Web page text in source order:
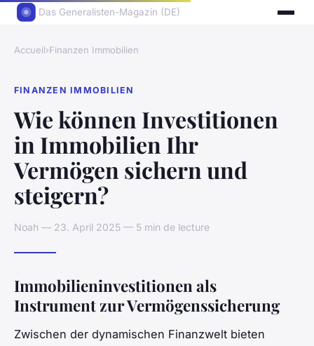
Das Generalisten-Magazin (DE)
Accueil›Finanzen Immobilien
FINANZEN IMMOBILIEN
Wie können Investitionen
in Immobilien Ihr
Vermögen sichern und
steigern?
Noah — 23. April 2025 — 5 min de lecture
Immobilieninvestitionen als
Instrument zur Vermögenssicherung
Zwischen der dynamischen Finanzwelt bieten